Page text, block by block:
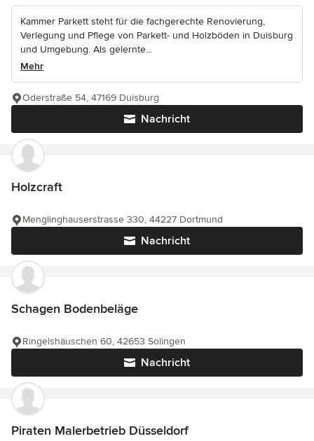
Kammer Parkett steht für die fachgerechte Renovierung,
Verlegung und Pflege von Parkett- und Holzböden in Duisburg
und Umgebung. Als gelernte...
Mehr
Nachricht
Oderstraße 54, 47169 Duisburg
Holzcraft
Nachricht
Menglinghauserstrasse 330, 44227 Dortmund
Schagen Bodenbeläge
Nachricht
Ringelshäuschen 60, 42653 Solingen
Piraten Malerbetrieb Düsseldorf